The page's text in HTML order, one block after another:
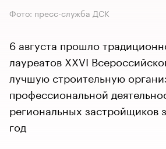
Фото: пресс-служба ДСК
6 августа прошло
лауреатов XXVI
лучшую строительную
профессиональной
региональных застройщиков
год